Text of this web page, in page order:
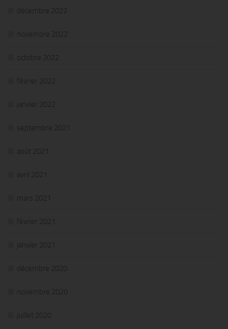
décembre 2022
novembre 2022
octobre 2022
février 2022
janvier 2022
septembre 2021
août 2021
avril 2021
mars 2021
février 2021
janvier 2021
décembre 2020
novembre 2020
juillet 2020